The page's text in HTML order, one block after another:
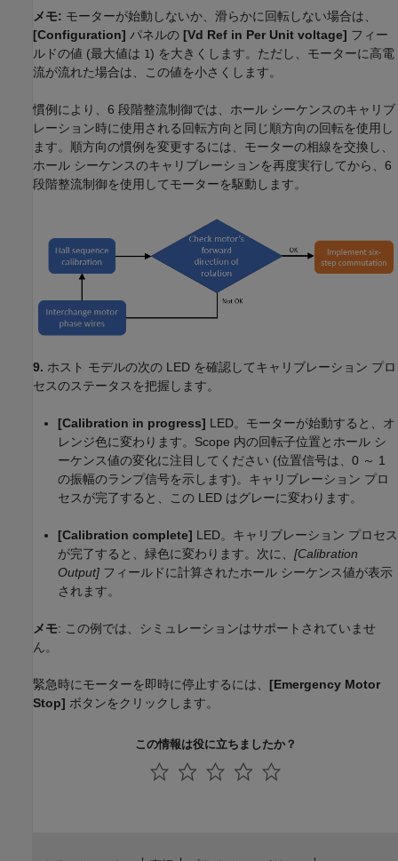
メモ: モーターが始動しないか、滑らかに回転しない場合は、
[Configuration] パネルの [Vd Ref in Per Unit voltage] フィー
ルドの値 (最大値は 1) を大きくします。ただし、モーターに高電
流が流れた場合は、この値を小さくします。
慣例により、6 段階整流制御では、ホール シーケンスのキャリブ
レーション時に使用される回転方向と同じ順方向の回転を使用し
ます。順方向の慣例を変更するには、モーターの相線を交換し、
ホール シーケンスのキャリブレーションを再度実行してから、6
段階整流制御を使用してモーターを駆動します。
9. ホスト モデルの次の LED を確認してキャリブレーション プロ
セスのステータスを把握します。
[Calibration in progress] LED。モーターが始動すると、オ
レンジ色に変わります。Scope 内の回転子位置とホール シ
ーケンス値の変化に注目してください (位置信号は、0 ～ 1
の振幅のランプ信号を示します)。キャリブレーション プロ
セスが完了すると、この LED はグレーに変わります。
[Calibration complete] LED。キャリブレーション プロセス
が完了すると、緑色に変わります。次に、 [Calibration
Output] フィールドに計算されたホール シーケンス値が表示
されます。
メモ: この例では、シミュレーションはサポートされていませ
ん。
緊急時にモーターを即時に停止するには、 [Emergency Motor
Stop] ボタンをクリックします。
この情報は役に立ちましたか？